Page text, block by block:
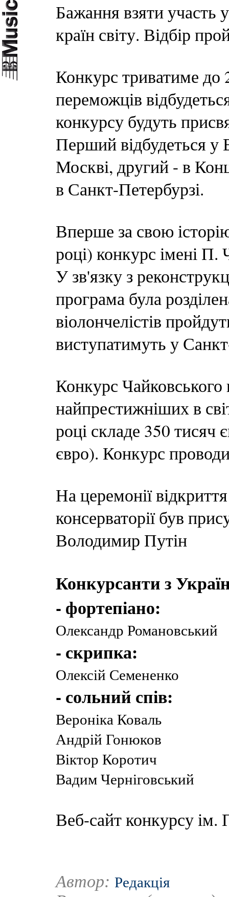
Бажання взяти участь
країн світу. Відбір
Конкурс триватиме до
переможців
конкурсу будуть
Перший відбудеться у
Москві, другий - в
в Санкт-Петербурзі.
Вперше за свою
році) конкурс імені П.
У зв'язку з
програма була
віолончелістів
виступатимуть у
Конкурс Чайковського
найпрестижніших в
році складе 350 тисяч
євро). Конкурс
На церемонії
консерваторії був
Володимир Путін
Конкурсанти з
- фортепіано:
Олександр Романовський
- скрипка:
Олексій Семененко
- сольний спів:
Вероніка Коваль
Андрій Гонюков
Віктор Коротич
Вадим Черніговський
Веб-сайт конкурсу ім.
Автор: Редакція